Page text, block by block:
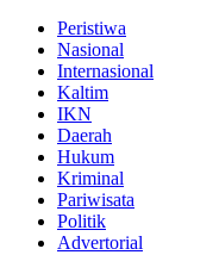
Peristiwa
Nasional
Internasional
Kaltim
IKN
Daerah
Hukum
Kriminal
Pariwisata
Politik
Advertorial